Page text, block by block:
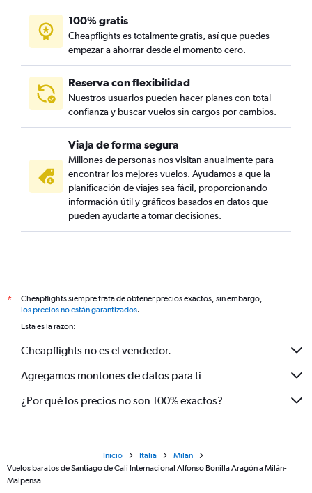
100% gratis
Cheapflights es totalmente gratis, así que puedes
empezar a ahorrar desde el momento cero.
Reserva con flexibilidad
Nuestros usuarios pueden hacer planes con total
confianza y buscar vuelos sin cargos por cambios.
Viaja de forma segura
Millones de personas nos visitan anualmente para
encontrar los mejores vuelos. Ayudamos a que la
planificación de viajes sea fácil, proporcionando
información útil y gráficos basados en datos que
pueden ayudarte a tomar decisiones.
*
Cheapflights siempre trata de obtener precios exactos, sin embargo,
los precios no están garantizados.
Esta es la razón:
Cheapflights no es el vendedor.
Agregamos montones de datos para ti
¿Por qué los precios no son 100% exactos?
Inicio Italia
Milán
Vuelos baratos de Santiago de Cali Internacional Alfonso Bonilla Aragón a Milán-
Malpensa